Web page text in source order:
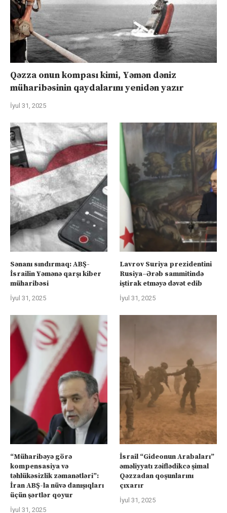
Qəzza onun kompası kimi, Yəmən dəniz
müharibəsinin qaydalarını yenidən yazır
İyul 31, 2025
Sənanı sındırmaq: ABŞ-
İsrailin Yəmənə qarşı kiber
müharibəsi
İyul 31, 2025
Lavrov Suriya prezidentini
Rusiya–Ərəb sammitində
iştirak etməyə dəvət edib
İyul 31, 2025
“Müharibəyə görə
kompensasiya və
təhlükəsizlik zəmanətləri”:
İran ABŞ-la nüvə danışıqları
üçün şərtlər qoyur
İyul 31, 2025
İsrail “Gideonun Arabaları”
əməliyyatı zəiflədikcə şimal
Qəzzadan qoşunlarını
çıxarır
İyul 31, 2025